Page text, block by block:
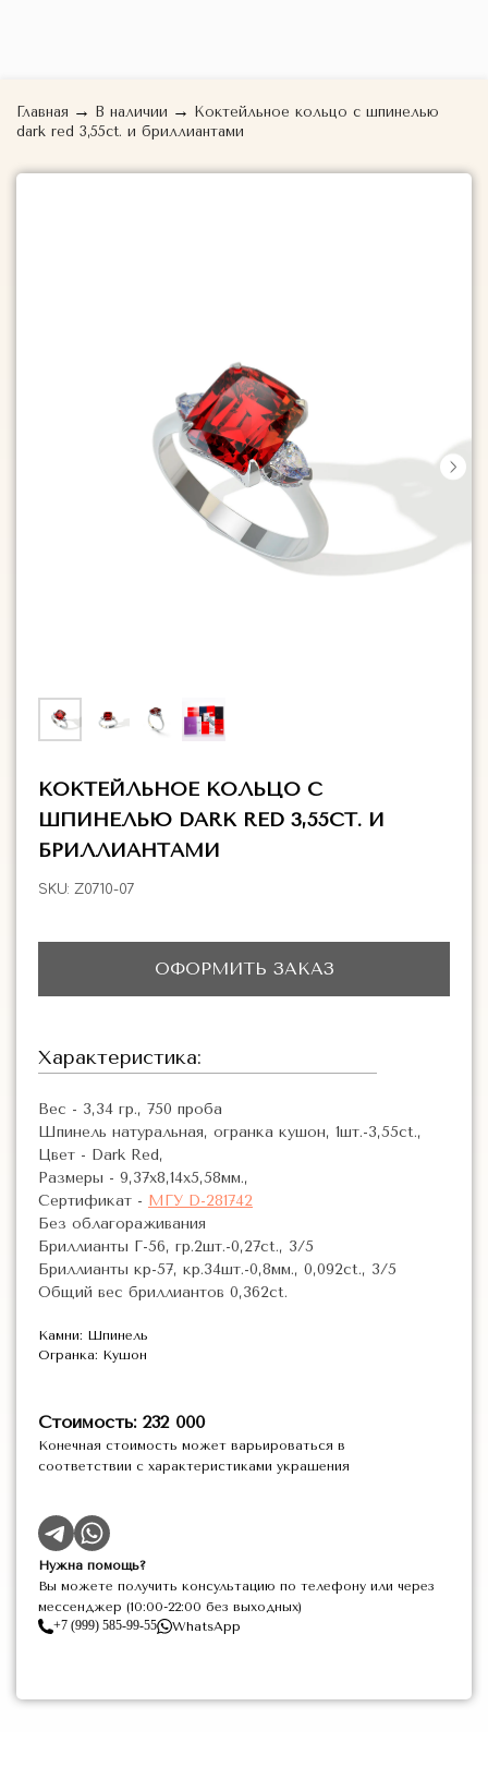
Главная → В наличии →
Коктейльное кольцо с шпинелью
dark red 3,55ct. и бриллиантами
КОКТЕЙЛЬНОЕ КОЛЬЦО С
ШПИНЕЛЬЮ DARK RED 3,55CT. И
БРИЛЛИАНТАМИ
SKU: Z0710-07
ОФОРМИТЬ ЗАКАЗ
Характеристика:
Вес - 3,34 гр., 750 проба
Шпинель натуральная, огранка кушон, 1шт.-3,55ct.,
Цвет - Dark Red,
Размеры - 9,37х8,14х5,58мм.,
Сертификат - МГУ D-281742
Без облагораживания
Бриллианты Г-56, гр.2шт.-0,27ct., 3/5
Бриллианты кр-57, кр.34шт.-0,8мм., 0,092ct., 3/5
Общий вес бриллиантов 0,362ct.
Камни: Шпинель
Огранка: Кушон
Стоимость: 232 000
Конечная стоимость может варьироваться в
соответствии с характеристиками украшения
Нужна помощь?
Вы можете получить консультацию по телефону или через
мессенджер (10:00-22:00 без выходных)
+7 (999) 585-99-55
WhatsApp